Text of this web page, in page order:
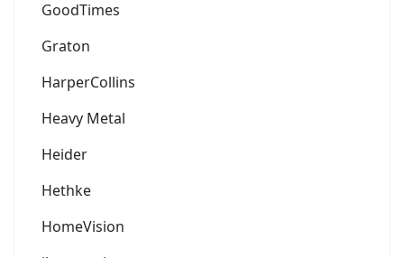
GoodTimes
Graton
HarperCollins
Heavy Metal
Heider
Hethke
HomeVision